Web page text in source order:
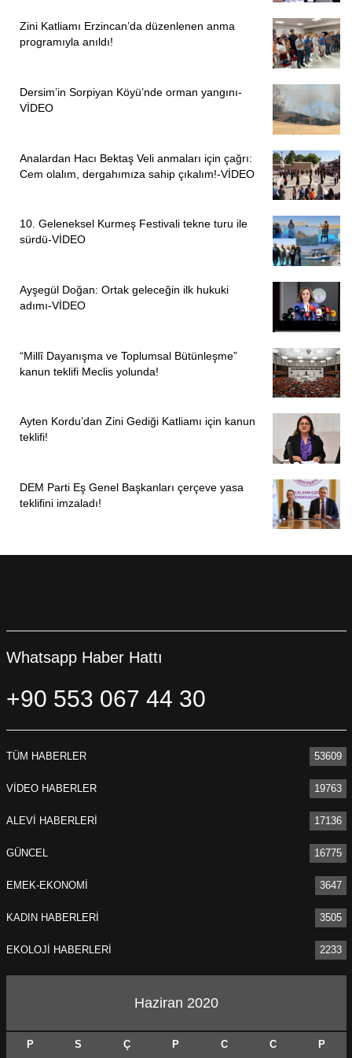
Alevi Kültür Merkezi yönetimine ileterek bir şeyler
yapılması gerektiğini belirtti.
Ludwigsburg Alevi Kültür Merkezi yönetimi konuyla ilgili
yaptığı açıklamada yaşananları kınadıklarını belirtti. “Biz
bu zihniyetin nerede geldiğini iyi biliyoruz. Buranın Bir
ÖZCAN BOZOĞLU/ LUDWİGSBURG
Zini Katliamı Erzincan’da düzenlenen anma
programıyla anıldı!
Dersim’in Sorpiyan Köyü’nde orman yangını-
VİDEO
Analardan Hacı Bektaş Veli anmaları için çağrı:
Cem olalım, dergahımıza sahip çıkalım!-VİDEO
10. Geleneksel Kurmeş Festivali tekne turu ile
sürdü-VİDEO
Ayşegül Doğan: Ortak geleceğin ilk hukuki
adımı-VİDEO
“Millî Dayanışma ve Toplumsal Bütünleşme”
kanun teklifi Meclis yolunda!
Ayten Kordu’dan Zini Gediği Katliamı için kanun
teklifi!
DEM Parti Eş Genel Başkanları çerçeve yasa
teklifini imzaladı!
Whatsapp Haber Hattı
+90 553 067 44 30
TÜM HABERLER 53609
VİDEO HABERLER 19763
ALEVİ HABERLERİ 17136
GÜNCEL 16775
EMEK-EKONOMİ 3647
KADIN HABERLERİ 3505
EKOLOJİ HABERLERİ 2233
Haziran 2020
P S Ç P C C P